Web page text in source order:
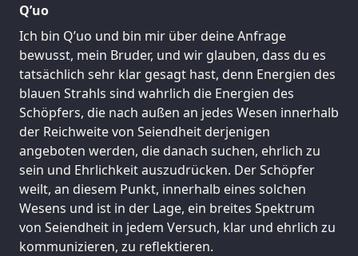
Q’uo
Ich bin Q’uo und bin mir über deine Anfrage
bewusst, mein Bruder, und wir glauben, dass du es
tatsächlich sehr klar gesagt hast, denn Energien des
blauen Strahls sind wahrlich die Energien des
Schöpfers, die nach außen an jedes Wesen innerhalb
der Reichweite von Seiendheit derjenigen
angeboten werden, die danach suchen, ehrlich zu
sein und Ehrlichkeit auszudrücken. Der Schöpfer
weilt, an diesem Punkt, innerhalb eines solchen
Wesens und ist in der Lage, ein breites Spektrum
von Seiendheit in jedem Versuch, klar und ehrlich zu
kommunizieren, zu reflektieren.